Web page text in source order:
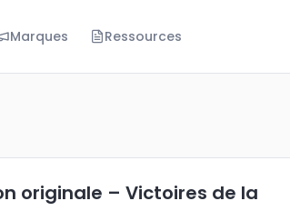
Marques Ressources
– Victoires de la Musique 2026
année, quelle chanson originale
originale – Victoires de la